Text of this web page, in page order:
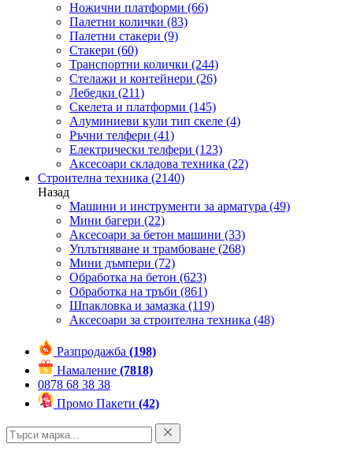
Ножични платформи (66)
Палетни колички (83)
Палетни стакери (9)
Стакери (60)
Транспортни колички (244)
Стелажи и контейнери (26)
Лебедки (211)
Скелета и платформи (145)
Алуминиеви кули тип скеле (4)
Ръчни телфери (41)
Електрически телфери (123)
Аксесоари складова техника (22)
Строителна техника (2140)
Назад
Машини и инструменти за арматура (49)
Мини багери (22)
Аксесоари за бетон машини (33)
Уплътняване и трамбоване (268)
Мини дъмпери (72)
Обработка на бетон (623)
Обработка на тръби (861)
Шпакловка и замазка (119)
Аксесоари за строителна техника (48)
Разпродажба (198)
Намаление (7818)
0878 68 38 38
Промо Пакети (42)